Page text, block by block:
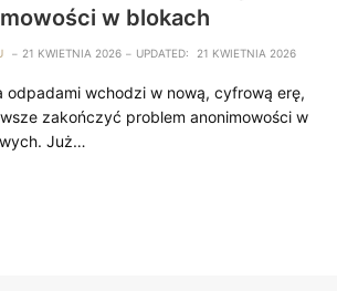
w blokach
21 KWIETNIA 2026 UPDATED: 21 KWIETNIA 2026
odpadami wchodzi w nową, cyfrową erę,
zakończyć problem anonimowości w
Już…